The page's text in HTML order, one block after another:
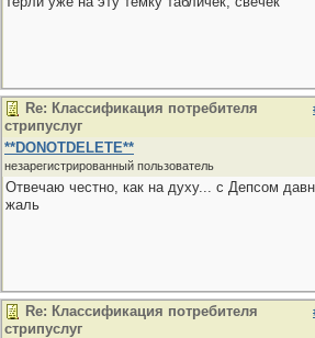
Re: Классификация потребителя
стрипуслуг
**DONOTDELETE**
незарегистрированный пользователь
Отвечаю честно, как на духу... с Депсом
жаль
Re: Классификация потребителя
стрипуслуг